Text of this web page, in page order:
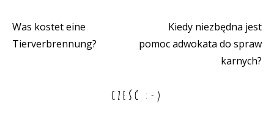
Nawigacja
Was kostet eine
Tierverbrennung?
Kiedy niezbędna jest
pomoc adwokata do spraw
karnych?
CZEŚĆ :-)